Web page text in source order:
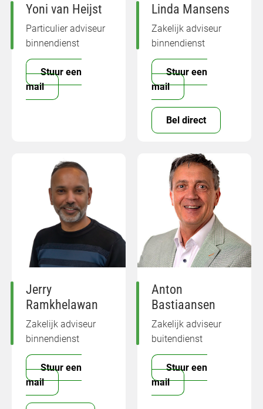
Yoni van Heijst
Particulier adviseur
binnendienst
Stuur een
mail
Linda Mansens
Zakelijk adviseur
binnendienst
Stuur een
mail
Bel direct
Jerry
Ramkhelawan
Zakelijk adviseur
binnendienst
Stuur een
mail
Anton
Bastiaansen
Zakelijk adviseur
buitendienst
Stuur een
mail